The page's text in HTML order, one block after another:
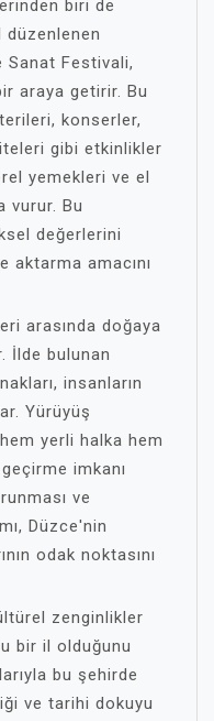
biri de
Sanat Festivali,
araya getirir. Bu
konserler,
gibi etkinlikler
yemekleri ve el
vurur. Bu
değerlerini
aktarma amacını
arasında doğaya
İlde bulunan
insanların
Yürüyüş
yerli halka hem
imkanı
ve
Düzce'nin
odak noktasını
zenginlikler
bir il olduğunu
bu şehirde
ve tarihi dokuyu